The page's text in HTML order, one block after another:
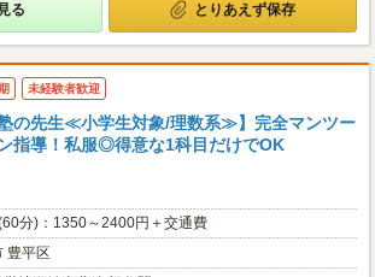
る とりあえず保存
未経験者歓迎
塾の先生≪小学生対象/理数系≫】完全マンツー
指導！私服◎得意な1科目だけでOK
分)：1350～2400円＋交通費
豊平区